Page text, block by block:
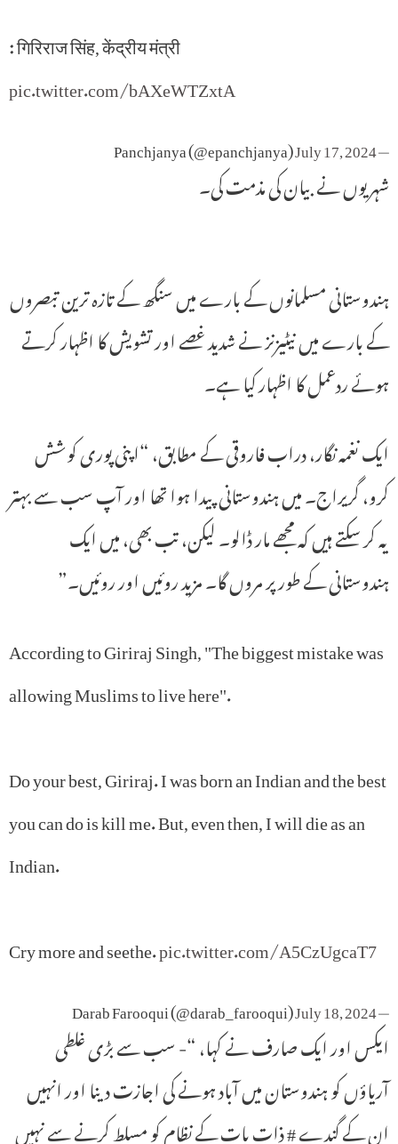
: गिरिराज सिंह, केंद्रीय मंत्री
pic.twitter.com/bAXeWTZxtA
— Panchjanya (@epanchjanya)
July 17, 2024
شہریوں نے بیان کی مذمت کی۔
ہندوستانی مسلمانوں کے بارے میں سنگھ کے تازہ ترین تبصروں
کے بارے میں نیٹیزنز نے شدید غصے اور تشویش کا اظہار کرتے
ہوئے ردعمل کا اظہار کیا ہے۔
ایک نغمہ نگار، دراب فاروقی کے مطابق، “اپنی پوری کوشش
کرو، گریراج۔ میں ہندوستانی پیدا ہوا تھا اور آپ سب سے بہتر
یہ کر سکتے ہیں کہ مجھے مار ڈالو۔ لیکن، تب بھی، میں ایک
ہندوستانی کے طور پر مروں گا۔ مزید روئیں اور روئیں۔”
According to Giriraj Singh, "The biggest mistake was
allowing Muslims to live here".
Do your best, Giriraj. I was born an Indian and the best
you can do is kill me. But, even then, I will die as an
Indian.
Cry more and seethe.pic.twitter.com/A5CzUgcaT7
— Darab Farooqui (@darab_farooqui)
July 18, 2024
ایکس اور ایک صارف نے کہا، “- سب سے بڑی غلطی
آریاؤں کو ہندوستان میں آباد ہونے کی اجازت دینا اور انہیں
ان کے گندے # ذات پات کے نظام کو مسلط کرنے سے نہیں